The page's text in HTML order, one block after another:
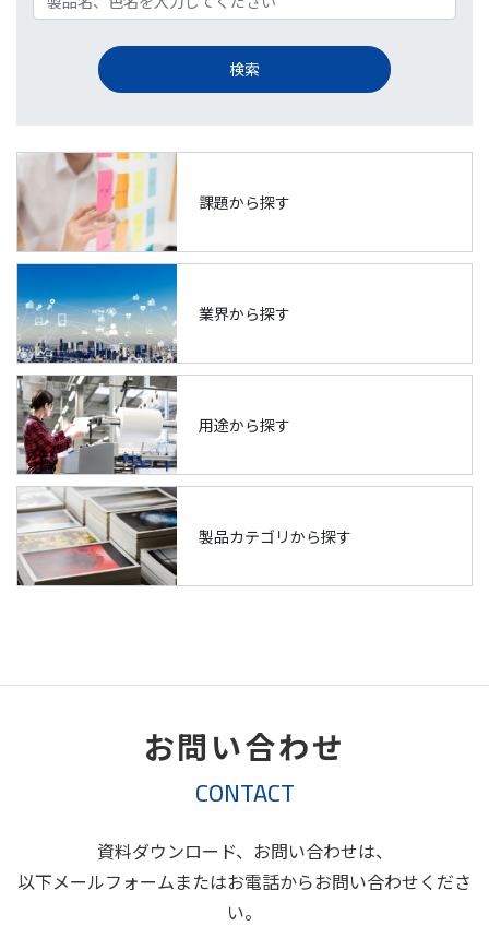
課題から探す
業界から探す
用途から探す
製品カテゴリから探す
お問い合わせ
CONTACT
資料ダウンロード、お問い合わせは、
以下メールフォームまたはお電話からお問い合わせくださ
い。